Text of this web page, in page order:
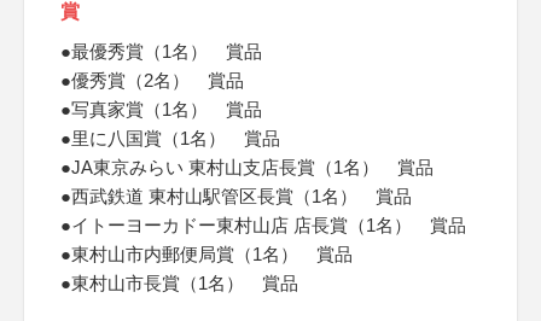
賞
●最優秀賞（1名） 賞品
●優秀賞（2名） 賞品
●写真家賞（1名） 賞品
●里に八国賞（1名） 賞品
●JA東京みらい 東村山支店長賞（1名） 賞品
●西武鉄道 東村山駅管区長賞（1名） 賞品
●イトーヨーカドー東村山店 店長賞（1名） 賞品
●東村山市内郵便局賞（1名） 賞品
●東村山市長賞（1名） 賞品